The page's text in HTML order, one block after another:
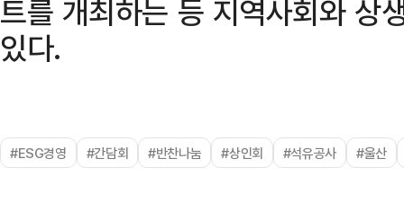
트를 개최하는 등 지역사회와 상
있다.
#ESG경영 #간담회 #반찬나눔 #상인회 #석유공사 #울산